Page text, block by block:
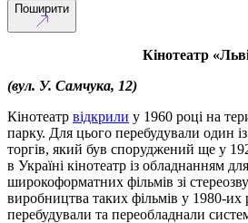
Поширити
Кінотеатр
(вул. У. Самчука, 12)
Кінотеатр відкрили у 1960 році на
парку. Для цього перебудували один
торгів, який був споруджений ще у
в Україні кінотеатр із обладнанням
широкоформатних фільмів зі
виробництва таких фільмів у 1980-их
перебудували та переобладнали